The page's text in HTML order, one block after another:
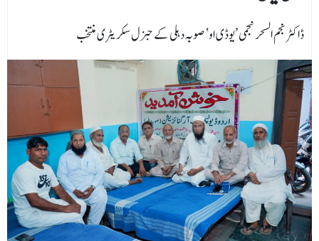
ڈاکٹر نجم السحر نجمی ’یوڈی او‘ صوبہ دہلی کے جنرل سکریٹری منتخب